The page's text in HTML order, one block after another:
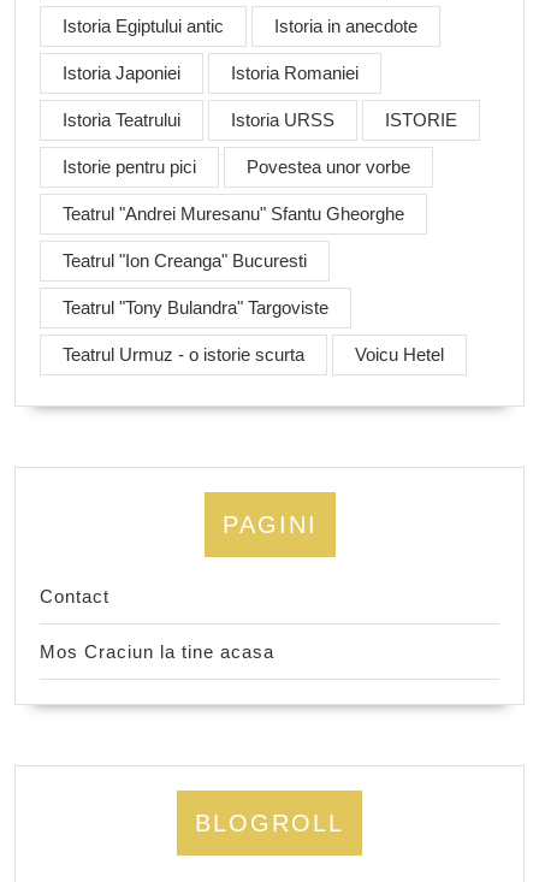
Istoria Egiptului antic Istoria in anecdote
Istoria Japoniei Istoria Romaniei
Istoria Teatrului Istoria URSS ISTORIE
Istorie pentru pici Povestea unor vorbe
Teatrul "Andrei Muresanu" Sfantu Gheorghe
Teatrul "Ion Creanga" Bucuresti
Teatrul "Tony Bulandra" Targoviste
Teatrul Urmuz - o istorie scurta Voicu Hetel
PAGINI
Contact
Mos Craciun la tine acasa
BLOGROLL